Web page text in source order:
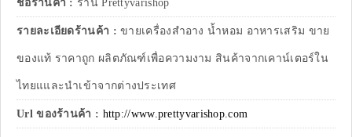
ชื่อร้านค้า : ร้าน Prettyvarishop
รายละเอียดร้านค้า :ขายเครื่องสำอาง น้ำหอม อาหารเสริม ขาย
ของแท้ ราคาถูก ผลิตภัณฑ์เพื่อความงาม สินค้าจากเคาน์เตอร์ใน
ไทยแและนำเข้าจากต่างประเทศ
Url ของร้านค้า : http://www.prettyvarishop.com